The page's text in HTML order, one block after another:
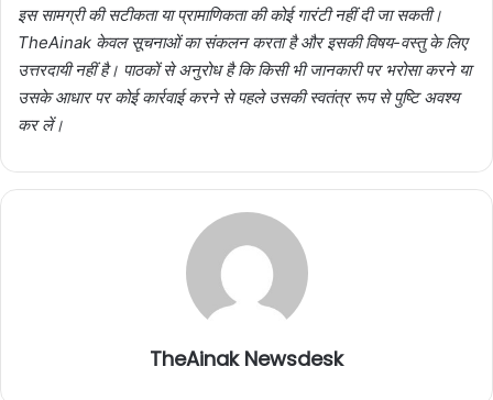
इस सामग्री की सटीकता या प्रामाणिकता की कोई गारंटी नहीं दी जा सकती।
TheAinak केवल सूचनाओं का संकलन करता है और इसकी विषय-वस्तु के लिए
उत्तरदायी नहीं है। पाठकों से अनुरोध है कि किसी भी जानकारी पर भरोसा करने या
उसके आधार पर कोई कार्रवाई करने से पहले उसकी स्वतंत्र रूप से पुष्टि अवश्य
कर लें।
TheAinak Newsdesk